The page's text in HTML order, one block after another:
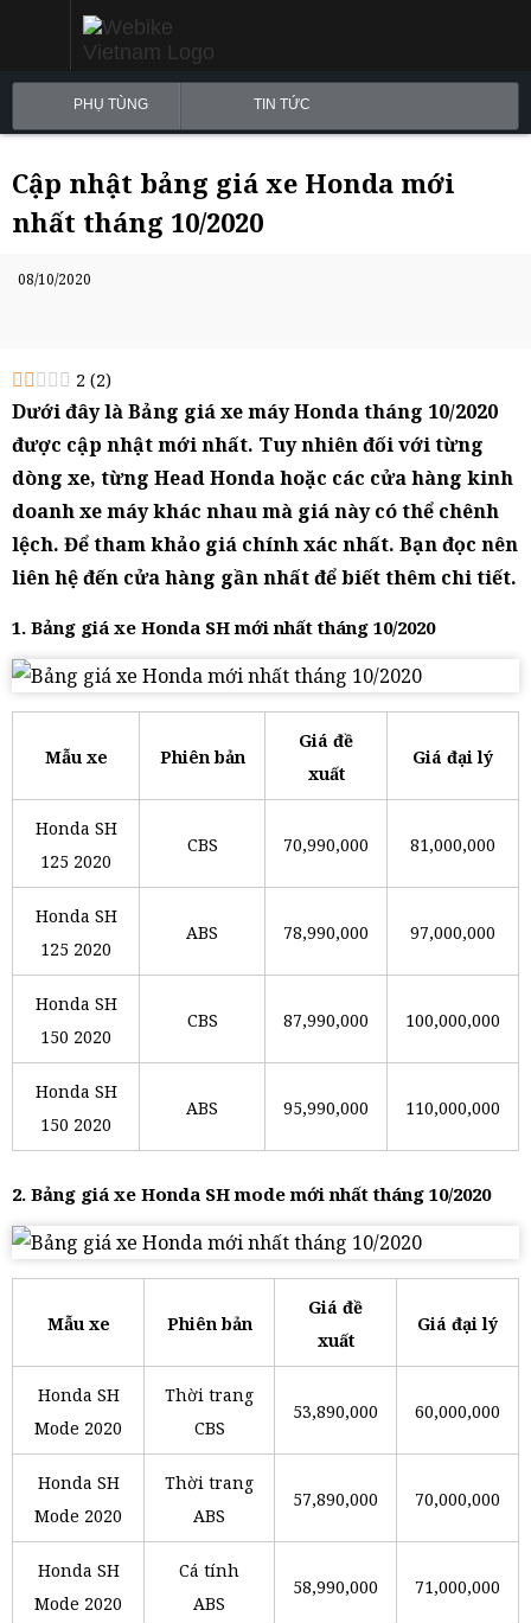
PHỤ TÙNG TIN TỨC
Cập nhật bảng giá xe Honda mới
nhất tháng 10/2020
08/10/2020
2 (2)
Dưới đây là Bảng giá xe máy Honda tháng 10/2020
được cập nhật mới nhất. Tuy nhiên đối với từng
dòng xe, từng Head Honda hoặc các cửa hàng kinh
doanh xe máy khác nhau mà giá này có thể chênh
lệch. Để tham khảo giá chính xác nhất. Bạn đọc nên
liên hệ đến cửa hàng gần nhất để biết thêm chi tiết.
1. Bảng giá xe Honda SH mới nhất tháng 10/2020
Mẫu xe Phiên bản
Giá đề
xuất
Giá đại lý
Honda SH
125 2020
CBS 70,990,000 81,000,000
Honda SH
125 2020
ABS 78,990,000 97,000,000
Honda SH
150 2020
CBS 87,990,000 100,000,000
Honda SH
150 2020
ABS 95,990,000 110,000,000
2. Bảng giá xe Honda SH mode mới nhất tháng 10/2020
Mẫu xe Phiên bản
Giá đề
xuất
Giá đại lý
Honda SH
Mode 2020
Thời trang
CBS
53,890,000 60,000,000
Honda SH
Mode 2020
Thời trang
ABS
57,890,000 70,000,000
Honda SH
Mode 2020
Cá tính
ABS
58,990,000 71,000,000